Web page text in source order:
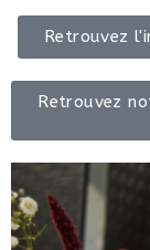
Retrouvez
Retrouvez